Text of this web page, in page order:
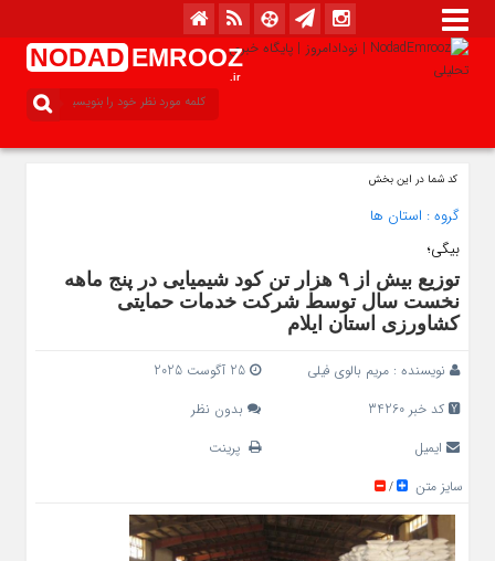
NODAD EMROOZ
.ir
کد شما در این بخش
گروه : استان ها
بیگی؛
توزیع بیش از ۹ هزار تن کود شیمیایی در پنج‌ ماهه
نخست سال توسط شرکت خدمات حمایتی
کشاورزی استان ایلام
نویسنده : مریم بالوی فیلی
25 آگوست 2025
کد خبر 34260
بدون نظر
ایمیل
پرینت
سایز متن
/